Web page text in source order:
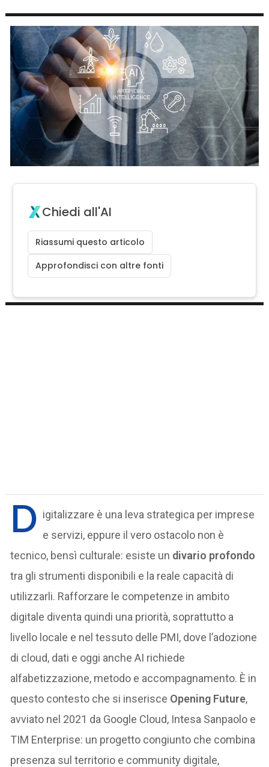
Chiedi all'AI
Riassumi questo articolo
Approfondisci con altre fonti
D igitalizzare è una leva strategica per imprese
e servizi, eppure il vero ostacolo non è
tecnico, bensì culturale: esiste un divario profondo
tra gli strumenti disponibili e la reale capacità di
utilizzarli. Rafforzare le competenze in ambito
digitale diventa quindi una priorità, soprattutto a
livello locale e nel tessuto delle PMI, dove l’adozione
di cloud, dati e oggi anche AI richiede
alfabetizzazione, metodo e accompagnamento. È in
questo contesto che si inserisce Opening Future,
avviato nel 2021 da Google Cloud, Intesa Sanpaolo e
TIM Enterprise: un progetto congiunto che combina
presenza sul territorio e community digitale,